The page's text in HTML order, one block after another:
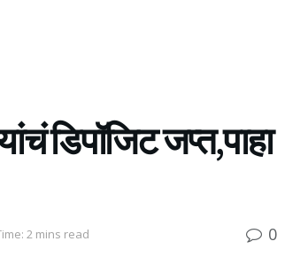
डिपॉजिट जप्त,पाहा
2 mins read 0